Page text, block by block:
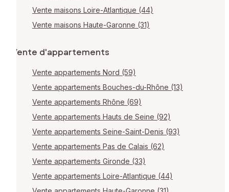
Vente maisons Loire-Atlantique (44)
Vente maisons Haute-Garonne (31)
Vente d'appartements
Vente appartements Nord (59)
Vente appartements Bouches-du-Rhône (13)
Vente appartements Rhône (69)
Vente appartements Hauts de Seine (92)
Vente appartements Seine-Saint-Denis (93)
Vente appartements Pas de Calais (62)
Vente appartements Gironde (33)
Vente appartements Loire-Atlantique (44)